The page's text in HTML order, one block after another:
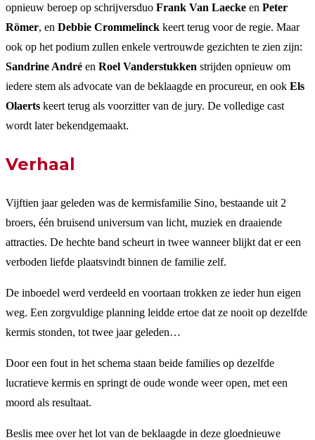
opnieuw beroep op schrijversduo Frank Van Laecke en Peter
Römer, en Debbie Crommelinck keert terug voor de regie. Maar
ook op het podium zullen enkele vertrouwde gezichten te zien zijn:
Sandrine André en Roel Vanderstukken strijden opnieuw om
iedere stem als advocate van de beklaagde en procureur, en ook Els
Olaerts keert terug als voorzitter van de jury. De volledige cast
wordt later bekendgemaakt.
Verhaal
Vijftien jaar geleden was de kermisfamilie Sino, bestaande uit 2
broers, één bruisend universum van licht, muziek en draaiende
attracties. De hechte band scheurt in twee wanneer blijkt dat er een
verboden liefde plaatsvindt binnen de familie zelf.
De inboedel werd verdeeld en voortaan trokken ze ieder hun eigen
weg. Een zorgvuldige planning leidde ertoe dat ze nooit op dezelfde
kermis stonden, tot twee jaar geleden…
Door een fout in het schema staan beide families op dezelfde
lucratieve kermis en springt de oude wonde weer open, met een
moord als resultaat.
Beslis mee over het lot van de beklaagde in deze gloednieuwe